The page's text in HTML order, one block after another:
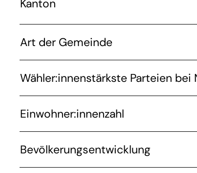
Kanton
Art der Gemeinde
Wähler:innenstärkste Parteien bei
Einwohner:innenzahl
Bevölkerungsentwicklung